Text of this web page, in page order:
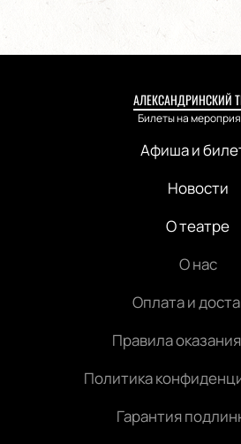
АЛЕКСАНДРИНСКИЙ
Билеты на
Афиша и
Новости
О театре
О нас
Оплата и
Правила
Политика
Гарантия